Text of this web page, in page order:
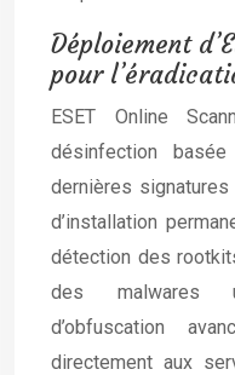
Déploiement
pour
ESET Online
désinfection
dernières
d’installation
détection des
des malwares
d’obfuscation
directement aux